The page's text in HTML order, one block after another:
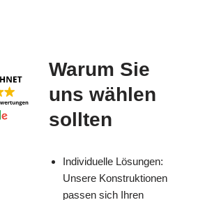
Warum Sie
uns wählen
sollten
Individuelle Lösungen:
Unsere Konstruktionen
passen sich Ihren